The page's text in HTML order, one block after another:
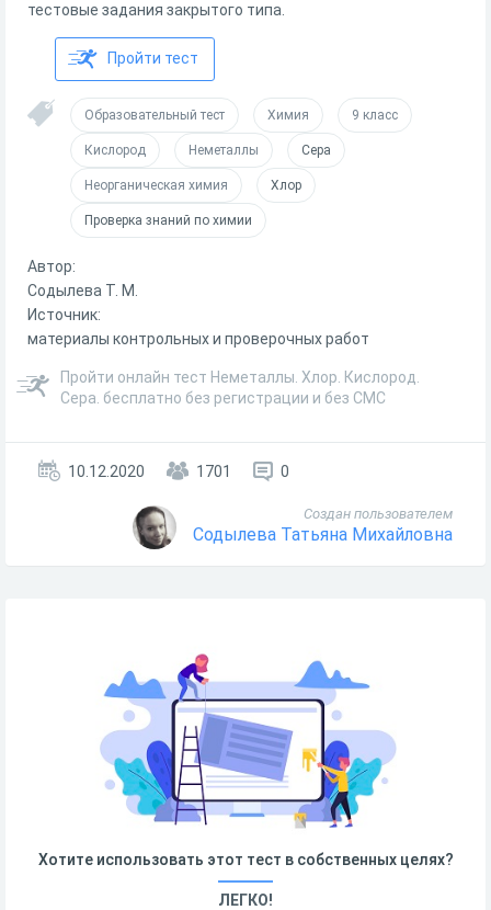
тестовые задания закрытого типа.
Пройти тест
Образовательный тест Химия 9 класс
Кислород Неметаллы Сера
Неорганическая химия Хлор
Проверка знаний по химии
Автор:
Содылева Т. М.
Источник:
материалы контрольных и проверочных работ
Пройти онлайн тест Неметаллы. Хлор. Кислород.
Сера. бесплатно без регистрации и без СМС
10.12.2020 1701 0
Создан пользователем
Содылева Татьяна Михайловна
Хотите использовать этот тест в собственных целях?
ЛЕГКО!